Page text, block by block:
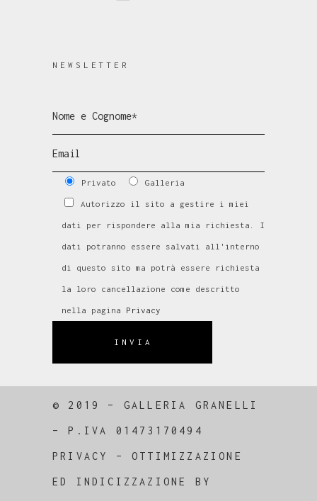
NEWSLETTER
Privato Galleria
Autorizzo il sito a gestire i miei
dati per rispondere alla mia richiesta. I
dati potranno essere salvati all'interno
di questo sito ma potrà essere richiesta
la loro cancellazione come descritto
nella pagina Privacy
INVIA
© 2019 – GALLERIA GRANELLI
–P.IVA 01473170494
PRIVACY –OTTIMIZZAZIONE
ED INDICIZZAZIONE BY